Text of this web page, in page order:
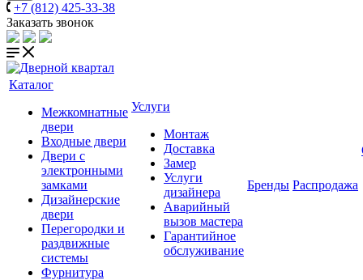
+7 (812) 425-33-38
Заказать звонок
Каталог
Межкомнатные
двери
Входные двери
Двери с
электронными
замками
Дизайнерские
двери
Перегородки и
раздвижные
системы
Фурнитура
Услуги
Монтаж
Доставка
Замер
Услуги
дизайнера
Аварийный
вызов мастера
Гарантийное
обслуживание
Бренды Распродажа